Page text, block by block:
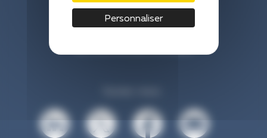
Personnaliser
Venir à l’hôpital
Mentions légales